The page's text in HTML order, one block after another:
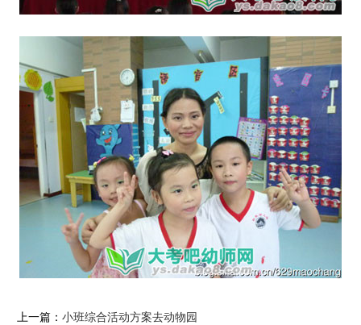
上一篇： 小班综合活动方案去动物园